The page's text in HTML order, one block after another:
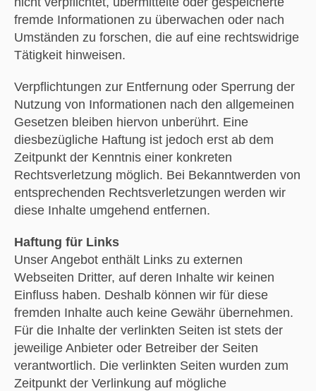
fremde Informationen zu überwachen oder nach
Umständen zu forschen, die auf eine rechtswidrige
Tätigkeit hinweisen.
Verpflichtungen zur Entfernung oder Sperrung der
Nutzung von Informationen nach den allgemeinen
Gesetzen bleiben hiervon unberührt. Eine
diesbezügliche Haftung ist jedoch erst ab dem
Zeitpunkt der Kenntnis einer konkreten
Rechtsverletzung möglich. Bei Bekanntwerden von
entsprechenden Rechtsverletzungen werden wir
diese Inhalte umgehend entfernen.
Haftung für Links
Unser Angebot enthält Links zu externen
Webseiten Dritter, auf deren Inhalte wir keinen
Einfluss haben. Deshalb können wir für diese
fremden Inhalte auch keine Gewähr übernehmen.
Für die Inhalte der verlinkten Seiten ist stets der
jeweilige Anbieter oder Betreiber der Seiten
verantwortlich. Die verlinkten Seiten wurden zum
Zeitpunkt der Verlinkung auf mögliche